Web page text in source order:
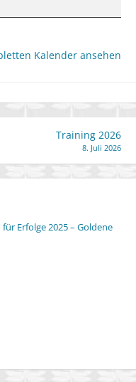
Kalender ansehen
Training 2026
8. Juli 2026
Erfolge 2025 – Goldene